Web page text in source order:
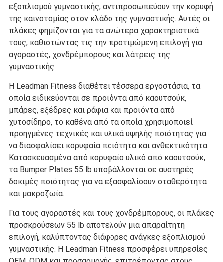
εξοπλισμού γυμναστικής, αντιπροσωπεύουν την κορυφή
της καινοτομίας στον κλάδο της γυμναστικής. Αυτές οι
πλάκες φημίζονται για τα ανώτερα χαρακτηριστικά
τους, καθιστώντας τις την προτιμώμενη επιλογή για
αγοραστές, χονδρέμπορους και λάτρεις της
γυμναστικής.
Η Leadman Fitness διαθέτει τέσσερα εργοστάσια, τα
οποία ειδικεύονται σε προϊόντα από καουτσούκ,
μπάρες, εξέδρες και ράφια και προϊόντα από
χυτοσίδηρο, το καθένα από τα οποία χρησιμοποιεί
προηγμένες τεχνικές και υλικά υψηλής ποιότητας για
να διασφαλίσει κορυφαία ποιότητα και ανθεκτικότητα.
Κατασκευασμένα από κορυφαίο υλικό από καουτσούκ,
τα Bumper Plates 55 lb υποβάλλονται σε αυστηρές
δοκιμές ποιότητας για να εξασφαλίσουν σταθερότητα
και μακροζωία.
Για τους αγοραστές και τους χονδρέμπορους, οι πλάκες
προσκρούσεων 55 lb αποτελούν μια απαραίτητη
επιλογή, καλύπτοντας διάφορες ανάγκες εξοπλισμού
γυμναστικής. Η Leadman Fitness προσφέρει υπηρεσίες